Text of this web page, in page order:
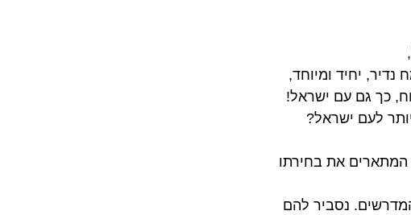
יחיד ומיוחד,
כך גם עם ישראל!
לעם ישראל?
המתארים את בחירתו
נסביר להם